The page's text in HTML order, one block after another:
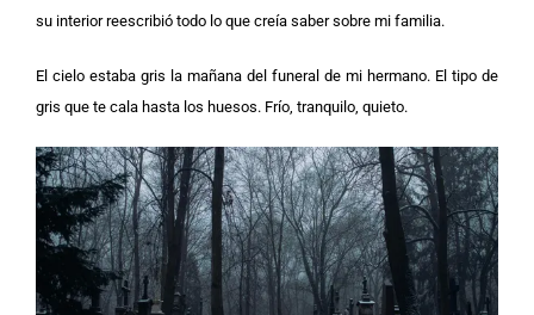
su interior reescribió todo lo que creía saber sobre mi familia.
El cielo estaba gris la mañana del funeral de mi hermano. El tipo de
gris que te cala hasta los huesos. Frío, tranquilo, quieto.